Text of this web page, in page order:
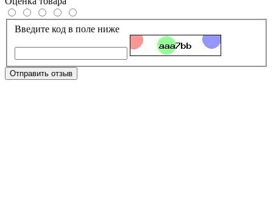
Введите код в поле ниже
Отправить отзыв